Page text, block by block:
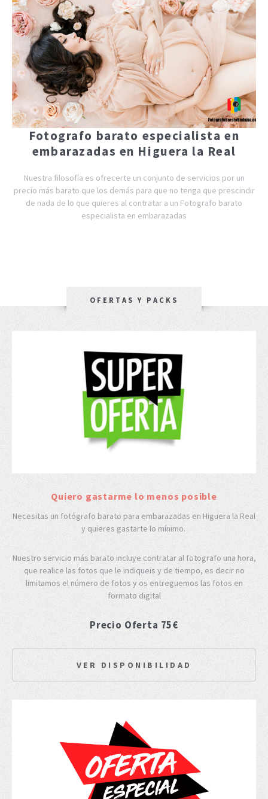
Fotografo barato especialista en
embarazadas en Higuera la Real
Nuestra filosofía es ofrecerte un conjunto de servicios por un
precio más barato que los demás para que no tenga que prescindir
de nada de lo que quieres al contratar a un Fotografo barato
especialista en embarazadas
OFERTAS Y PACKS
Quiero gastarme lo menos posible
Necesitas un fotógrafo barato para embarazadas en Higuera la Real
y quieres gastarte lo mínimo.
Nuestro servicio más barato incluye contratar al fotografo una hora,
que realice las fotos que le indiqueis y de tiempo, es decir no
limitamos el número de fotos y os entreguemos las fotos en
formato digital
Precio Oferta 75€
VER DISPONIBILIDAD